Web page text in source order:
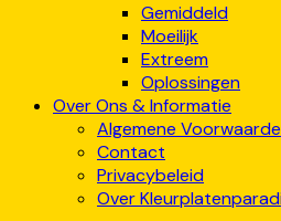
Gemiddeld
Moeilijk
Extreem
Oplossingen
Over Ons & Informatie
Algemene
Contact
Privacybeleid
Over